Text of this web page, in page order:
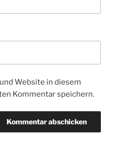
Website in diesem
Kommentar speichern.